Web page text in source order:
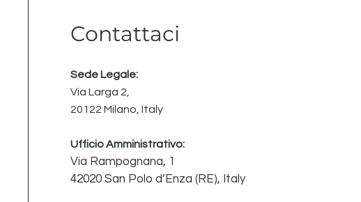
Contattaci
Sede Legale:
Via Larga 2,
20122 Milano, Italy
Ufficio Amministrativo:
Via Rampognana, 1
42020 San Polo d’Enza (RE), Italy